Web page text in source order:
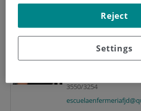
Personal administrativo de
Dña. Mª Ángeles López
3550/3254
Settings
Reject